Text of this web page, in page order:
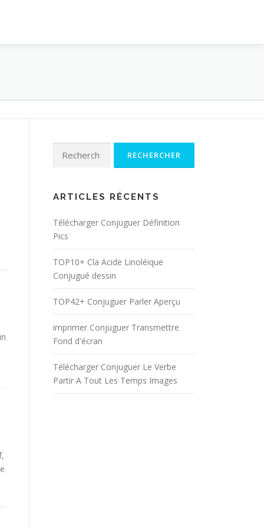
Rechercher :
ARTICLES RÉCENTS
Télécharger Conjuguer Définition
Pics
TOP10+ Cla Acide Linoléique
Conjugué dessin
TOP42+ Conjuguer Parler Aperçu
imprimer Conjuguer Transmettre
Fond d'écran
Télécharger Conjuguer Le Verbe
Partir A Tout Les Temps Images